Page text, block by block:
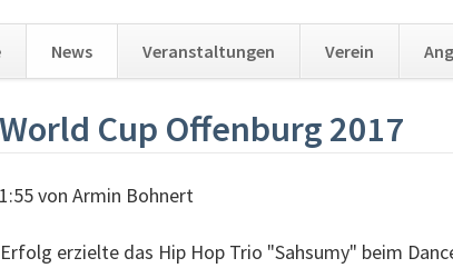
News Veranstaltungen Verein
Cup Offenburg 2017
von Armin Bohnert
erzielte das Hip Hop Trio "Sahsumy" beim